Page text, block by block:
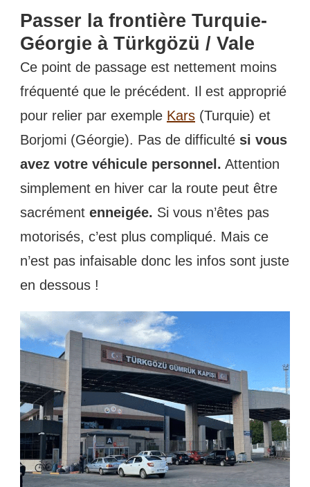
Passer la frontière Turquie-
Géorgie à Türkgözü / Vale
Ce point de passage est nettement moins
fréquenté que le précédent. Il est approprié
pour relier par exemple Kars (Turquie) et
Borjomi (Géorgie). Pas de difficulté si vous
avez votre véhicule personnel. Attention
simplement en hiver car la route peut être
sacrément enneigée. Si vous n’êtes pas
motorisés, c’est plus compliqué. Mais ce
n’est pas infaisable donc les infos sont juste
en dessous !